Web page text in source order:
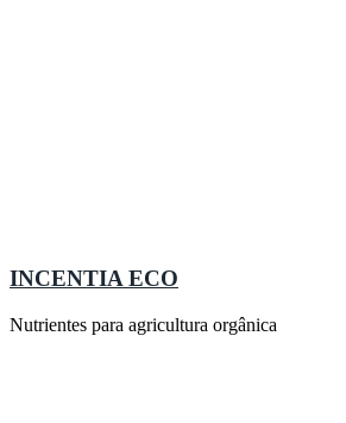
INCENTIA ECO
Nutrientes para agricultura orgânica